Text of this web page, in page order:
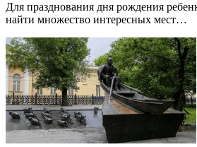
Для празднования дня рождения
найти множество интересных мест…